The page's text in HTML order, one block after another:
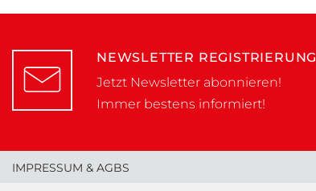
NEWSLETTER REGISTRIERUNG
Jetzt Newsletter abonnieren!
Immer bestens informiert!
IMPRESSUM & AGBS